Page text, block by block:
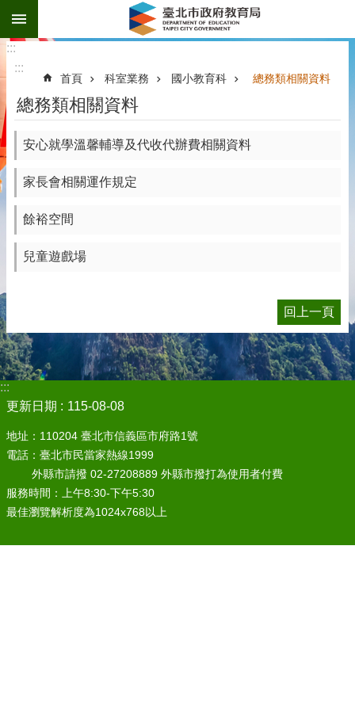
跳到主要內容區塊
:::
:::
首頁 科室業務 國小教育科 總務類相關資料
總務類相關資料
安心就學溫馨輔導及代收代辦費相關資料
家長會相關運作規定
餘裕空間
兒童遊戲場
回上一頁
:::
更新日期
115-08-08
地址：110204 臺北市信義區市府路1號
電話：臺北市民當家熱線1999
外縣市請撥 02-27208889 外縣市撥打為使用者付費
服務時間：上午8:30-下午5:30
最佳瀏覽解析度為1024x768以上